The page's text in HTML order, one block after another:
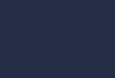
, dedos de las